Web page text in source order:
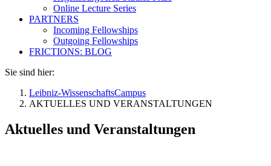
Online Lecture Series
PARTNERS
Incoming Fellowships
Outgoing Fellowships
FRICTIONS: BLOG
Sie sind hier:
Leibniz-WissenschaftsCampus
AKTUELLES UND VERANSTALTUNGEN
Aktuelles und Veranstaltungen